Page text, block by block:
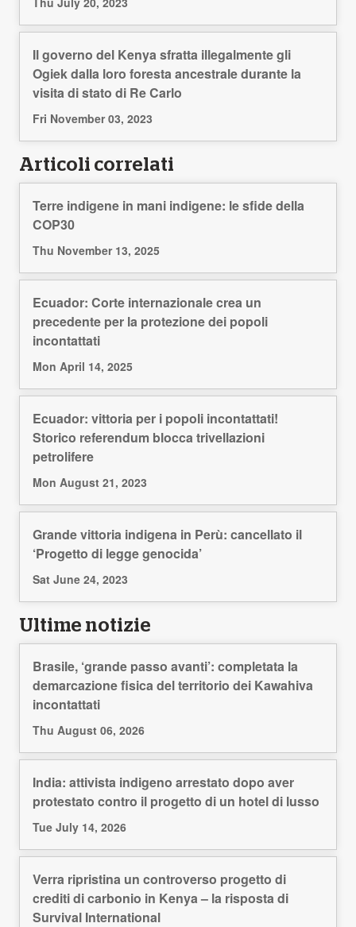
Il governo del Kenya sfratta illegalmente gli
Ogiek dalla loro foresta ancestrale durante la
visita di stato di Re Carlo
Fri November 03, 2023
Articoli correlati
Terre indigene in mani indigene: le sfide della
COP30
Thu November 13, 2025
Ecuador: Corte internazionale crea un
precedente per la protezione dei popoli
incontattati
Mon April 14, 2025
Ecuador: vittoria per i popoli incontattati!
Storico referendum blocca trivellazioni
petrolifere
Mon August 21, 2023
Grande vittoria indigena in Perù: cancellato il
‘Progetto di legge genocida’
Sat June 24, 2023
Ultime notizie
Brasile, ‘grande passo avanti’: completata la
demarcazione fisica del territorio dei Kawahiva
incontattati
Thu August 06, 2026
India: attivista indigeno arrestato dopo aver
protestato contro il progetto di un hotel di lusso
Tue July 14, 2026
Verra ripristina un controverso progetto di
crediti di carbonio in Kenya – la risposta di
Survival International